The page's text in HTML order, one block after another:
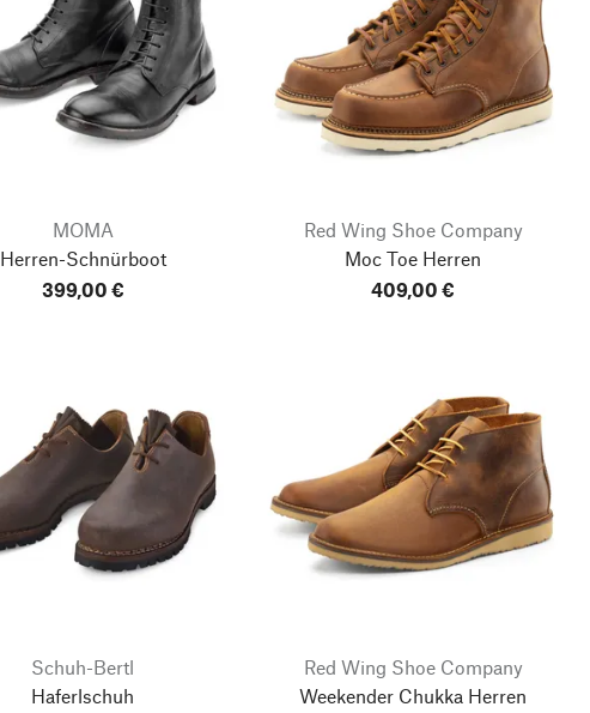
MOMA
Herren-Schnürboot
399,00 €
Red Wing Shoe Company
Moc Toe Herren
409,00 €
Schuh-Bertl
Haferlschuh
Red Wing Shoe Company
Weekender Chukka Herren